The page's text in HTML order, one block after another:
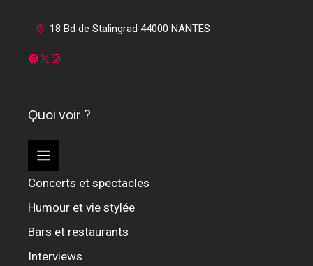
18 Bd de Stalingrad 44000 NANTES
Facebook
X Instagram
Quoi voir ?
Concerts et spectacles
Humour et vie stylée
Bars et restaurants
Interviews